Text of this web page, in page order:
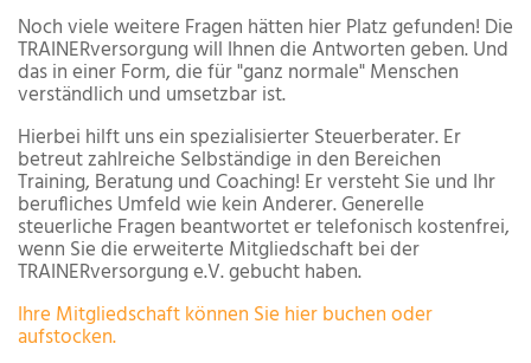
Noch viele weitere Fragen hätten hier Platz gefunden! Die
TRAINERversorgung will Ihnen die Antworten geben. Und
das in einer Form, die für "ganz normale" Menschen
verständlich und umsetzbar ist.
Hierbei hilft uns ein spezialisierter Steuerberater. Er
betreut zahlreiche Selbständige in den Bereichen
Training, Beratung und Coaching! Er versteht Sie und Ihr
berufliches Umfeld wie kein Anderer. Generelle
steuerliche Fragen beantwortet er telefonisch kostenfrei,
wenn Sie die erweiterte Mitgliedschaft bei der
TRAINERversorgung e.V. gebucht haben.
Ihre Mitgliedschaft können Sie hier buchen oder
aufstocken.